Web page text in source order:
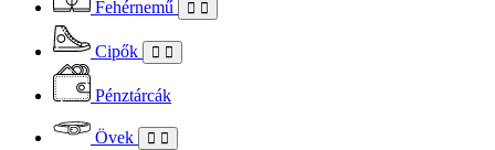
Fehérnemű
Cipők
Pénztárcák
Övek